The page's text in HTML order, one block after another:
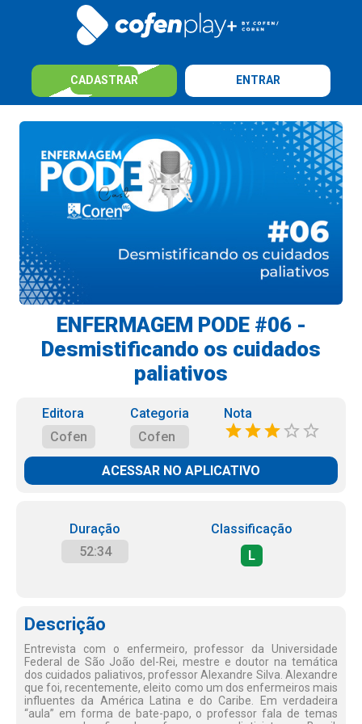
CADASTRAR ENTRAR
ENFERMAGEM PODE #06 -
Desmistificando os cuidados
paliativos
Editora
Cofen
Categoria
Cofen
Nota
ACESSAR NO APLICATIVO
Duração
52:34
Classificação
L
Descrição
Entrevista com o enfermeiro, professor da Universidade
Federal de São João del-Rei, mestre e doutor na temática
dos cuidados paliativos, professor Alexandre Silva. Alexandre
que foi, recentemente, eleito como um dos enfermeiros mais
influentes da América Latina e do Caribe. Em verdadeira
“aula” em forma de bate-papo, o professor fala de temas